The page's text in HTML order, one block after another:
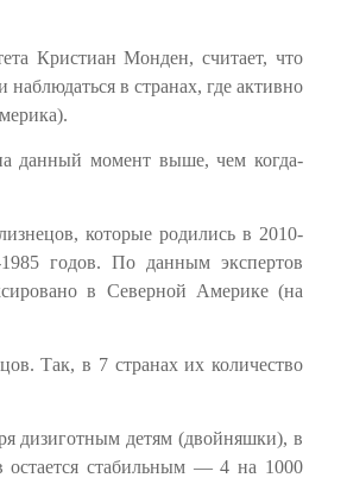
Кристиан Монден, считает, что
в странах, где активно
данный момент выше, чем когда-
которые родились в 2010-
годов. По данным экспертов
в Северной Америке (на
Так, в 7 странах их количество
дизиготным детям (двойняшки), в
остается стабильным — 4 на 1000